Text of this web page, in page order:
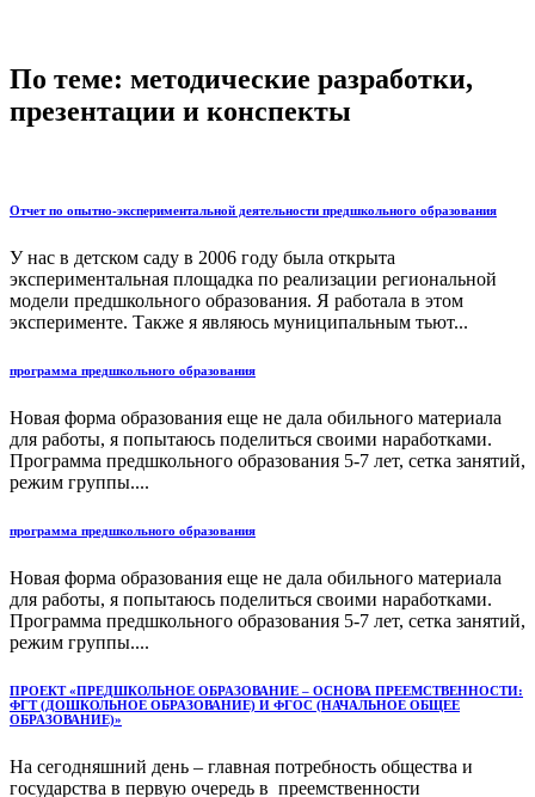
По теме: методические разработки,
презентации и конспекты
Отчет по опытно-экспериментальной деятельности предшкольного образования
У нас в детском саду в 2006 году была открыта
экспериментальная площадка по реализации региональной
модели предшкольного образования. Я работала в этом
эксперименте. Также я являюсь муниципальным тьют...
программа предшкольного образования
Новая форма образования еще не дала обильного материала
для работы, я попытаюсь поделиться своими наработками.
Программа предшкольного образования 5-7 лет, сетка занятий,
режим группы....
программа предшкольного образования
Новая форма образования еще не дала обильного материала
для работы, я попытаюсь поделиться своими наработками.
Программа предшкольного образования 5-7 лет, сетка занятий,
режим группы....
ПРОЕКТ «ПРЕДШКОЛЬНОЕ ОБРАЗОВАНИЕ – ОСНОВА ПРЕЕМСТВЕННОСТИ:
ФГТ (ДОШКОЛЬНОЕ ОБРАЗОВАНИЕ) И ФГОС (НАЧАЛЬНОЕ ОБЩЕЕ
ОБРАЗОВАНИЕ)»
На сегодняшний день – главная потребность общества и
государства в первую очередь в преемственности